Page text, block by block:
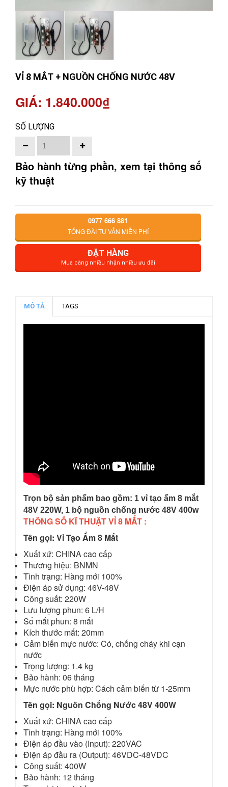
VỈ 8 MẮT + NGUỒN CHỐNG NƯỚC 48V
GIÁ: 1.840.000₫
SỐ LƯỢNG
Bảo hành từng phần, xem tại thông số
kỹ thuật
0977 666 881
TỔNG ĐÀI TƯ VẤN MIỄN PHÍ
ĐẶT HÀNG
Mua càng nhiều nhận nhiều ưu đãi
MÔ TẢ TAGS
Trọn bộ sản phẩm bao gồm: 1 vỉ tạo ẩm 8 mắt
48V 220W, 1 bộ nguồn chống nước 48V 400w
THÔNG SỐ KĨ THUẬT VỈ 8 MẮT :
Tên gọi: Vỉ Tạo Ẩm 8 Mắt
Xuất xứ: CHINA cao cấp
Thương hiệu: BNMN
Tình trạng: Hàng mới 100%
Điện áp sử dụng: 46V-48V
Công suất: 220W
Lưu lượng phun: 6 L/H
Số mắt phun: 8 mắt
Kích thước mắt: 20mm
Cảm biến mực nước: Có, chống cháy khi cạn
nước
Trọng lượng: 1.4 kg
Bảo hành: 06 tháng
Mực nước phù hợp: Cách cảm biến từ 1-25mm
Tên gọi: Nguồn Chống Nước 48V 400W
Xuất xứ: CHINA cao cấp
Tình trạng: Hàng mới 100%
Điện áp đầu vào (Input): 220VAC
Điện áp đầu ra (Output): 46VDC-48VDC
Công suất: 400W
Bảo hành: 12 tháng